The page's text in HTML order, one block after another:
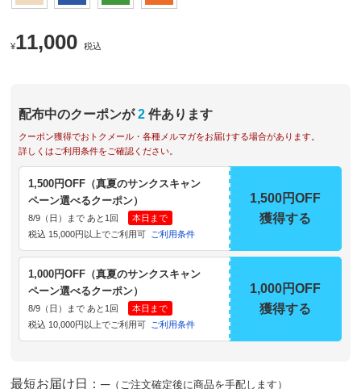
¥11,000 税込
配布中のクーポンが 2 件あります
クーポン獲得でおトクメール・各種メルマガをお届けする場合があります。
詳しくはご利用条件をご確認ください。
1,500円OFF（真夏のサンクスキャン
ペーン選べるクーポン）
8/9（日）まで あと1回
本日まで
税込 15,000円以上でご利用可 ご利用条件
1,500円OFF
獲得する
1,000円OFF（真夏のサンクスキャン
ペーン選べるクーポン）
8/9（日）まで あと1回
本日まで
税込 10,000円以上でご利用可 ご利用条件
1,000円OFF
獲得する
最短お届け日：─（ご注文確定後に商品を手配します）